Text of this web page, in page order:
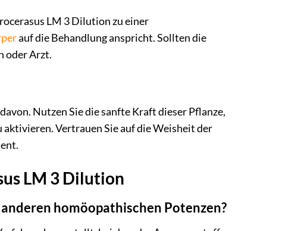
LM 3 Dilution zu einer
auf die Behandlung anspricht. Sollten die
oder Arzt.
Nutzen Sie die sanfte Kraft dieser Pflanze,
Vertrauen Sie auf die Weisheit der
LM 3 Dilution
homöopathischen Potenzen?